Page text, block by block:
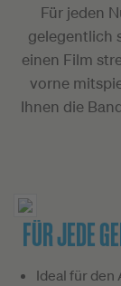
Für jeden
gelegentlich
einen Film
vorne
Ihnen die
FÜR JEDE
Ideal für den